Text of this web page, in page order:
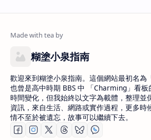
糊塗小泉指南
歡迎來到糊塗小泉指南。這個網站最初名為
也曾是高中時期 BBS 中 「Charming」看
時間變化，但我始終以文字為載體，整理並
資訊，來自生活、網路或實作過程，更多時
情不至於被遺忘，故事可以繼續下去。